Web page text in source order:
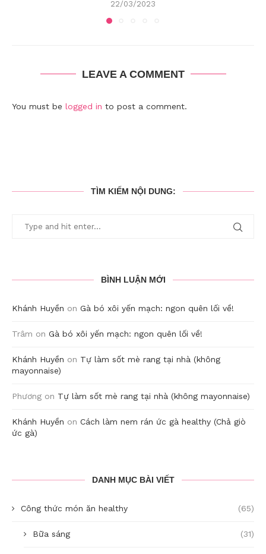
22/03/2023
LEAVE A COMMENT
You must be logged in to post a comment.
TÌM KIẾM NỘI DUNG:
BÌNH LUẬN MỚI
Khánh Huyền on Gà bó xôi yến mạch: ngon quên lối về!
Trâm on Gà bó xôi yến mạch: ngon quên lối về!
Khánh Huyền on Tự làm sốt mè rang tại nhà (không
mayonnaise)
Phương on Tự làm sốt mè rang tại nhà (không mayonnaise)
Khánh Huyền on Cách làm nem rán ức gà healthy (Chả giò
ức gà)
DANH MỤC BÀI VIẾT
Công thức món ăn healthy (65)
Bữa sáng (31)